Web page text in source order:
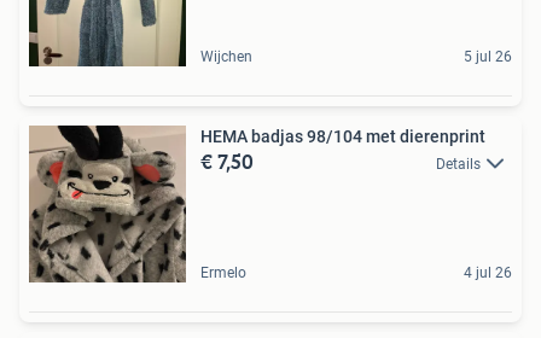
Wijchen 5 jul 26
HEMA badjas 98/104 met dierenprint
€ 7,50 Details
Ermelo 4 jul 26